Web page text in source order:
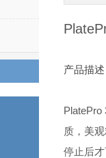
产品描
PlatePro
质，美
停止后